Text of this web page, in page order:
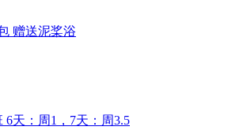
赠送泥桨浴
6天：周1，7天：周3.5